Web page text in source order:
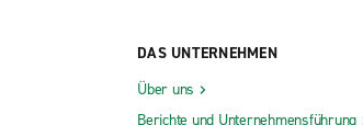
DAS UNTERNEHMEN
Über uns
Berichte und Unternehmensführung